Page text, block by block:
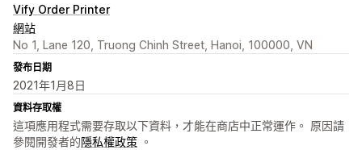
Vify Order Printer
網站
No 1, Lane 120, Truong Chinh Street, Hanoi, 100000, VN
發布日期
2021年1月8日
資料存取權
這項應用程式需要存取以下資料，才能在商店中正常運作。 原因請
參閱開發者的隱私權政策 。